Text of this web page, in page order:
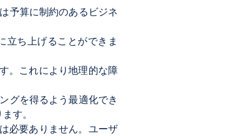
予算に制約のあるビジネ
立ち上げることができま
。これにより地理的な障
グを得るよう最適化でき
す。
必要ありません。ユーザ